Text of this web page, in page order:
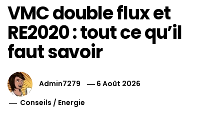
VMC double flux et
RE2020 : tout ce qu’il
faut savoir
Admin7279
6 Août 2026
Conseils / Energie